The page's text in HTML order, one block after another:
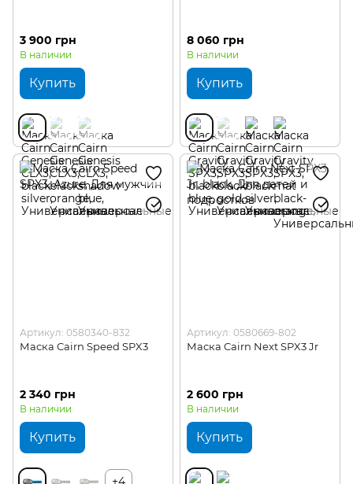
3 900 грн
В наличии
Купить
8 060 грн
В наличии
Купить
Артикул: 0580340-832
Маска Cairn Speed SPX3
2 340 грн
В наличии
Купить
Артикул: 0580669-802
Маска Cairn Next SPX3 Jr
2 600 грн
В наличии
Купить